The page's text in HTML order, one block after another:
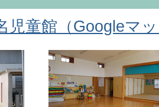
児童館（Googleマ